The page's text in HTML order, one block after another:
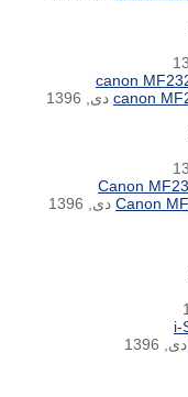
دی, 1396
دی, 1396
دی, 1396